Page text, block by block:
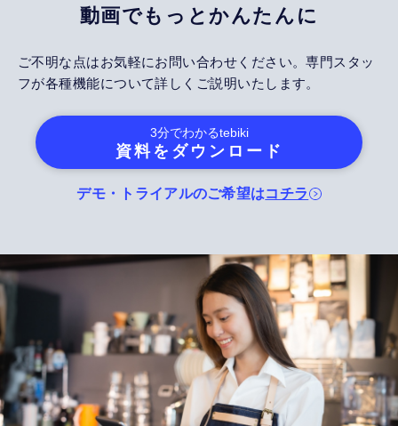
動画でもっとかんたんに
ご不明な点はお気軽にお問い合わせください。専門スタッ
フが各種機能について詳しくご説明いたします。
3分でわかるtebiki
資料をダウンロード
デモ・トライアルのご希望はコチラ